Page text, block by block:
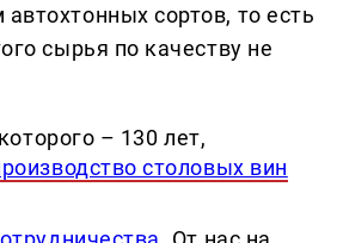
сортов, то есть
сырья по качеству не
– 130 лет,
столовых вин